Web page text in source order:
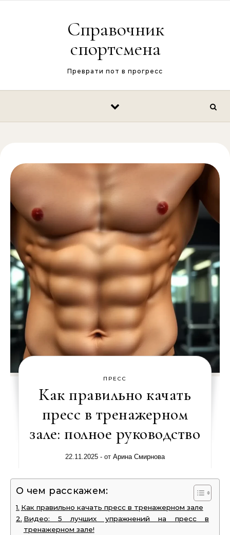
Справочник
спортсмена
Преврати пот в прогресс
ПРЕСС
Как правильно качать
пресс в тренажерном
зале: полное руководство
22.11.2025 - от Арина Смирнова
О чем расскажем:
Как правильно качать пресс в тренажерном зале
Видео: 5 лучших упражнений на пресс в
тренажерном зале!